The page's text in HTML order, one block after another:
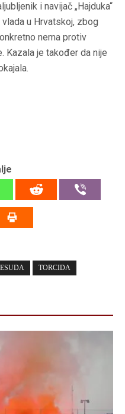
i navijač „Hajduka“
u Hrvatskoj, zbog
nema protiv
Kazala je također da nije
TORCIDA